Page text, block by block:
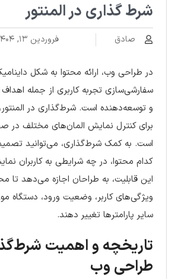
شرط گذاری در المنتور
صادق فروردین ۱۳, ۱۴۰۴
در طراحی وب، ارائه محتوا به شکل
سفارشی‌سازی تجربه کاربری از جمله
و توسعه‌دهنده است. شرط‌گذاری در
برای کنترل نمایش المان‌های مختلف در
است. به کمک شرط‌گذاری، می‌توانید
کدام محتوا، در چه شرایطی به کاربران
این قابلیت، به طراحان اجازه می‌دهد تا
ویژگی‌های کاربر، وضعیت ورود، دستگاه
سایر پارامترها تغییر دهند.
تاریخچه و اهمیت
طراحی وب